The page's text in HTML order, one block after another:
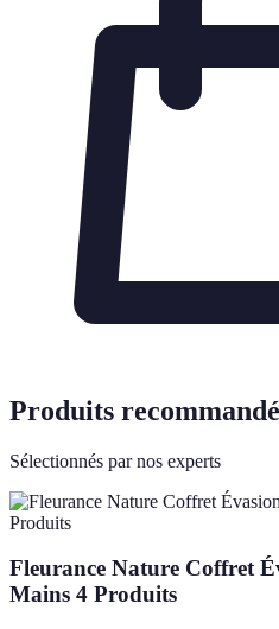
Produits
Sélectionnés par nos experts
Fleurance Nature Coffret
Mains 4 Produits